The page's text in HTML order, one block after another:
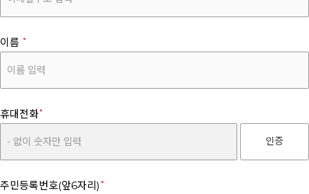
이름
휴대전화
인증
주민등록번호(앞6자리)